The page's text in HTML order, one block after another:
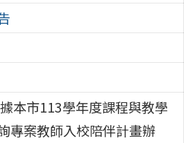
本市113學年度課程與教學
專案教師入校陪伴計畫辦